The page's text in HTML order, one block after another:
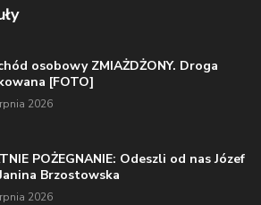
osobowy ZMIAŻDŻONY. Droga
[FOTO]
2026
POŻEGNANIE: Odeszli od nas Józef
Brzostowska
2026